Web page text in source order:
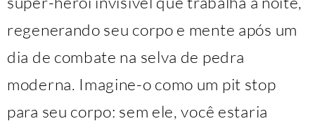
regenerando seu corpo e mente após um
dia de combate na selva de pedra
moderna. Imagine-o como um pit stop
para seu corpo: sem ele, você estaria